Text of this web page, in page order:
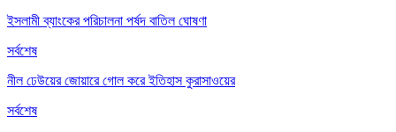
ইসলামী ব্যাংকের পরিচালনা পর্ষদ বাতিল ঘোষণা
সর্বশেষ
নীল ঢেউয়ের জোয়ারে গোল করে ইতিহাস কুরাসাওয়ের
সর্বশেষ